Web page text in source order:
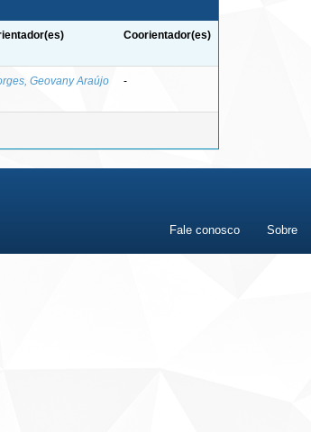
Coorientador(es)
Geovany Araújo -
Fale conosco Sobre